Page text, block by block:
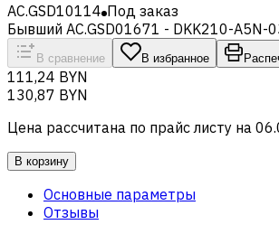
AC.GSD10114 Под заказ
Бывший AC.GSD01671 - DKK210-A5N-
В сравнение В избранное
111,24 BYN
130,87 BYN
Цена рассчитана по прайс листу на
В корзину
Основные параметры
Отзывы